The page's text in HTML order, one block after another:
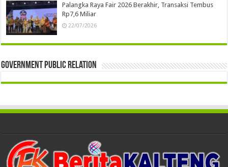
Palangka Raya Fair 2026 Berakhir, Transaksi Tembus
Rp7,6 Miliar
22/07/2026
Government Public Relation